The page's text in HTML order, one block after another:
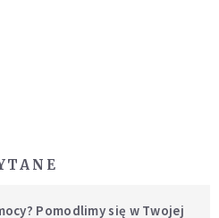
Pomodlimy się w Twojej